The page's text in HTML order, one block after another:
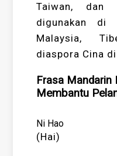
Taiwan, dan
digunakan di
Malaysia,
diaspora Cina
Frasa Mandarin
Membantu
Ni Hao
(Hai)